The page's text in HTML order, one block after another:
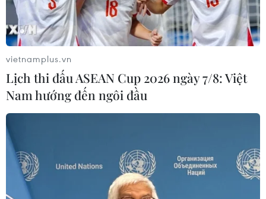
vietnamplus.vn
Lịch thi đấu ASEAN Cup 2026 ngày 7/8: Việt
Nam hướng đến ngôi đầu